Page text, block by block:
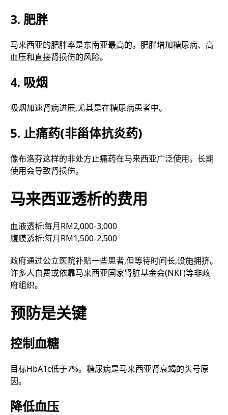
3. 肥胖
马来西亚的肥胖率是东南亚最高的。肥胖增加糖尿病、高
血压和直接肾损伤的风险。
4. 吸烟
吸烟加速肾病进展,尤其是在糖尿病患者中。
5. 止痛药(非甾体抗炎药)
像布洛芬这样的非处方止痛药在马来西亚广泛使用。长期
使用会导致肾损伤。
马来西亚透析的费用
血液透析:每月RM2,000-3,000
腹膜透析:每月RM1,500-2,500
政府通过公立医院补贴一些患者,但等待时间长,设施拥挤。
许多人自费或依靠马来西亚国家肾脏基金会(NKF)等非政
府组织。
预防是关键
控制血糖
目标HbA1c低于7%。糖尿病是马来西亚肾衰竭的头号原
因。
降低血压